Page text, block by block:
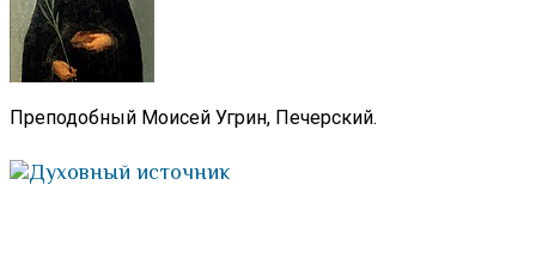
Преподобный Моисей Угрин, Печерский.
Духовный источник